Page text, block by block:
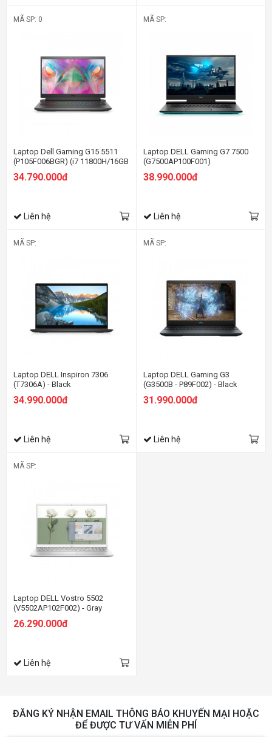
MÃ SP: 0
Laptop Dell Gaming G15 5511
(P105F006BGR) (i7 11800H/16GB
4G/15.6 inch FHD
34.790.000đ
Liên hệ
MÃ SP:
Laptop DELL Gaming G7 7500
(G7500AP100F001)
38.990.000đ
Liên hệ
MÃ SP:
Laptop DELL Inspiron 7306
(T7306A) - Black
34.990.000đ
Liên hệ
MÃ SP:
Laptop DELL Gaming G3
(G3500B - P89F002) - Black
31.990.000đ
Liên hệ
MÃ SP:
Laptop DELL Vostro 5502
(V5502AP102F002) - Gray
26.290.000đ
Liên hệ
ĐĂNG KÝ NHẬN EMAIL THÔNG BÁO KHUYẾN MẠI HOẶC
ĐỂ ĐƯỢC TƯ VẤN MIỄN PHÍ